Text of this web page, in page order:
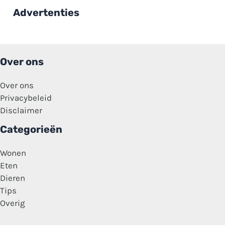
tweelingzus:
‘Ze
meevalt’
Advertenties
Over ons
Over ons
Privacybeleid
Disclaimer
Categorieën
Wonen
Eten
Dieren
Tips
Overig